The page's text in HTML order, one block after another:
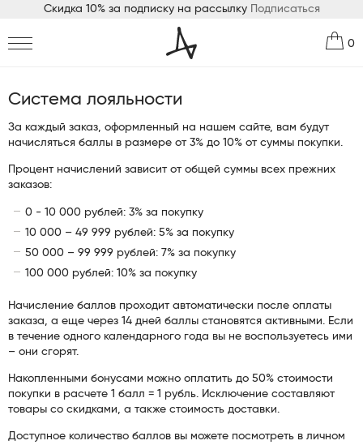
Скидка 10% за подписку на рассылку Подписаться
0
Система лояльности
За каждый заказ, оформленный на нашем сайте, вам будут
начисляться баллы в размере от 3% до 10% от суммы покупки.
Процент начислений зависит от общей суммы всех прежних
заказов:
0 - 10 000 рублей: 3% за покупку
10 000 – 49 999 рублей: 5% за покупку
50 000 – 99 999 рублей: 7% за покупку
100 000 рублей: 10% за покупку
Начисление баллов проходит автоматически после оплаты
заказа, а еще через 14 дней баллы становятся активными. Если
в течение одного календарного года вы не воспользуетесь ими
– они сгорят.
Накопленными бонусами можно оплатить до 50% стоимости
покупки в расчете 1 балл = 1 рубль. Исключение составляют
товары со скидками, а также стоимость доставки.
Доступное количество баллов вы можете посмотреть в личном